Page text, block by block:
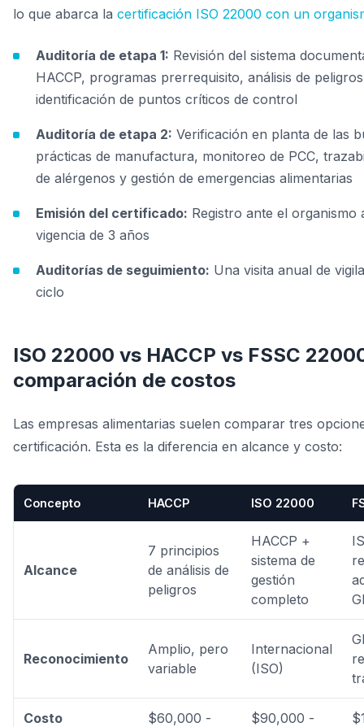
lo que abarca la certificación ISO 22000 con un
Auditoría de etapa 1: Revisión del sistema
HACCP, programas prerrequisito, análisis de
identificación de puntos críticos de control
Auditoría de etapa 2: Verificación en planta de las
prácticas de manufactura, monitoreo de PCC,
de alérgenos y gestión de emergencias alimentarias
Emisión del certificado: Registro ante el organismo
vigencia de 3 años
Auditorías de seguimiento: Una visita anual de
ciclo
ISO 22000 vs HACCP vs FSSC
comparación de costos
Las empresas alimentarias suelen comparar tres
certificación. Esta es la diferencia en alcance y costo:
Concepto HACCP ISO 22000
Alcance
7 principios
de análisis de
peligros
HACCP +
sistema de
gestión
completo
Reconocimiento
Amplio, pero
variable
Internacional
(ISO)
Costo
$60,000 -
$90,000 -